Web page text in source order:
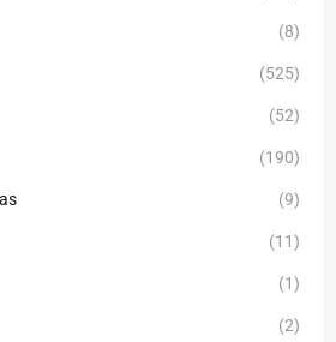
(8)
(525)
(52)
(190)
(9)
(11)
(1)
(2)